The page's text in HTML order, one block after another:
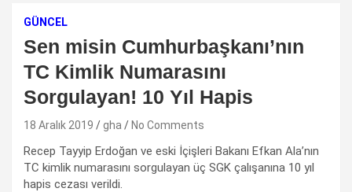
GÜNCEL
Sen misin Cumhurbaşkanı’nın
TC Kimlik Numarasını
Sorgulayan! 10 Yıl Hapis
18 Aralık 2019 gha No Comments
Recep Tayyip Erdoğan ve eski İçişleri Bakanı Efkan Ala’nın
TC kimlik numarasını sorgulayan üç SGK çalışanına 10 yıl
hapis cezası verildi.